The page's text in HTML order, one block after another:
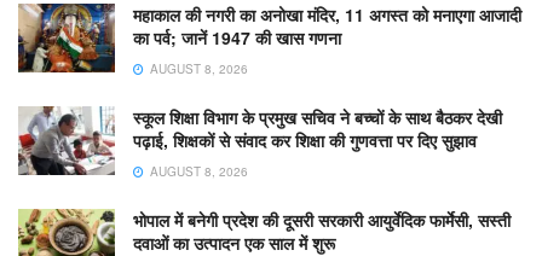
महाकाल की नगरी का अनोखा मंदिर, 11 अगस्त को मनाएगा आजादी
का पर्व; जानें 1947 की खास गणना
AUGUST 8, 2026
स्कूल शिक्षा विभाग के प्रमुख सचिव ने बच्चों के साथ बैठकर देखी
पढ़ाई, शिक्षकों से संवाद कर शिक्षा की गुणवत्ता पर दिए सुझाव
AUGUST 8, 2026
भोपाल में बनेगी प्रदेश की दूसरी सरकारी आयुर्वेदिक फार्मेसी, सस्ती
दवाओं का उत्पादन एक साल में शुरू